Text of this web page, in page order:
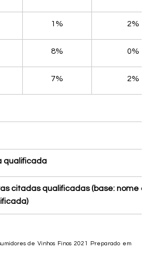
1% 2%
8% 0%
7% 2%
qualificada
citadas qualificadas (base: nome
de Vinhos Finos 2021 Preparado em